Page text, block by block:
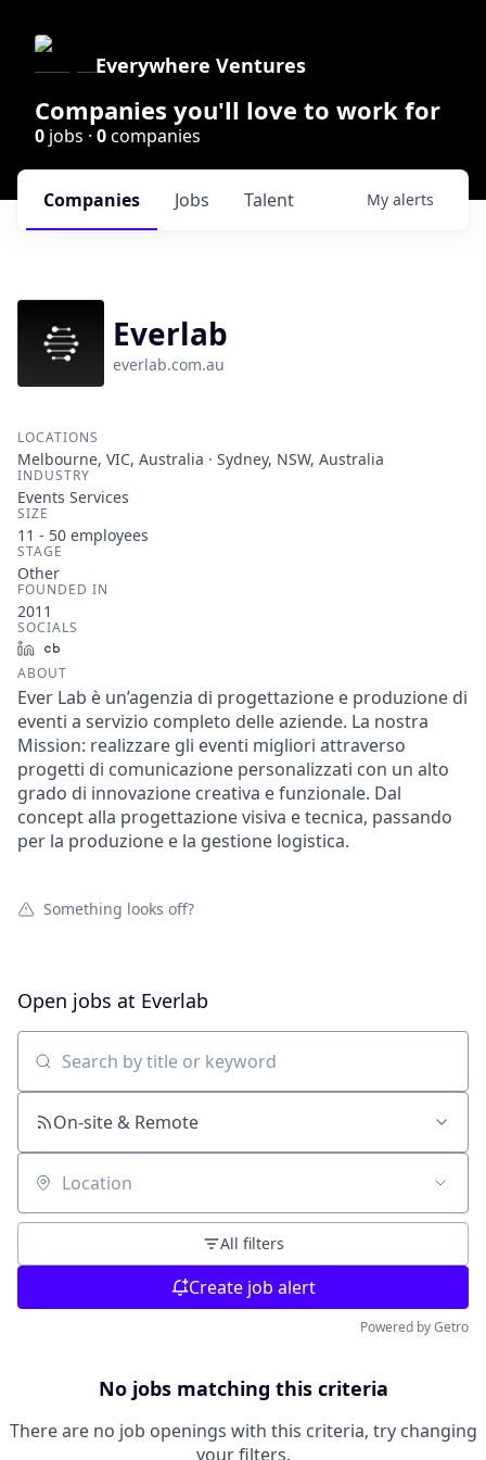
Everywhere Ventures
Companies you'll love to work for
0 jobs · 0companies
Jobs
Companies Talent My alerts
Everlab
everlab.com.au
LOCATIONS
Melbourne, VIC, Australia · Sydney, NSW, Australia
INDUSTRY
Events Services
SIZE
11 - 50 employees
STAGE
Other
FOUNDED IN
2011
SOCIALS
LinkedIn
ABOUT
Ever Lab è un’agenzia di progettazione e produzione di
eventi a servizio completo delle aziende. La nostra
Mission: realizzare gli eventi migliori attraverso
progetti di comunicazione personalizzati con un alto
grado di innovazione creativa e funzionale. Dal
concept alla progettazione visiva e tecnica, passando
per la produzione e la gestione logistica.
Something looks off?
Open jobs at Everlab
Search by title or keyword
On-site & Remote
Location
All filters
Create job alert
Powered by Getro
No jobs matching this criteria
There are no job openings with this criteria, try changing
your filters.